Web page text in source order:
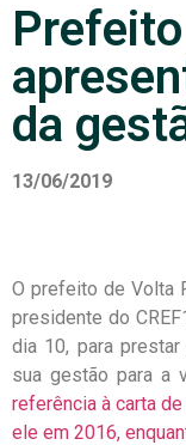
da
13/06/2019
O prefeito de Volta
presidente do
dia 10, para
sua gestão para a
referência à carta
ele em 2016,